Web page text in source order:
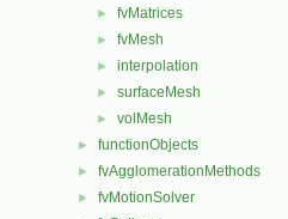
► fvMatrices
► fvMesh
► interpolation
► surfaceMesh
► volMesh
► functionObjects
► fvAgglomerationMethods
► fvMotionSolver